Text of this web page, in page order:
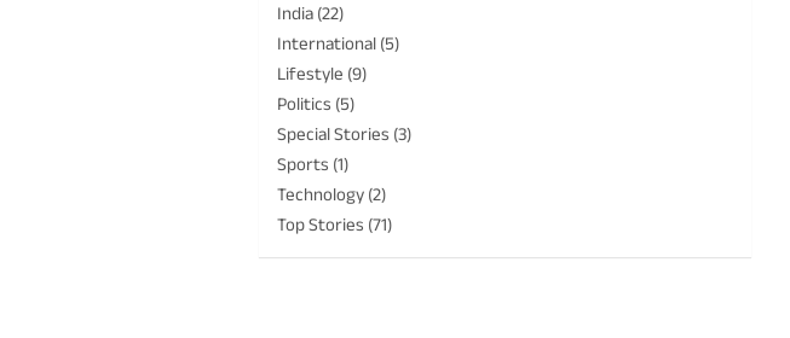
India(22)
International(5)
Lifestyle (9)
Politics (5)
Special Stories (3)
Sports (1)
Technology(2)
Top Stories (71)